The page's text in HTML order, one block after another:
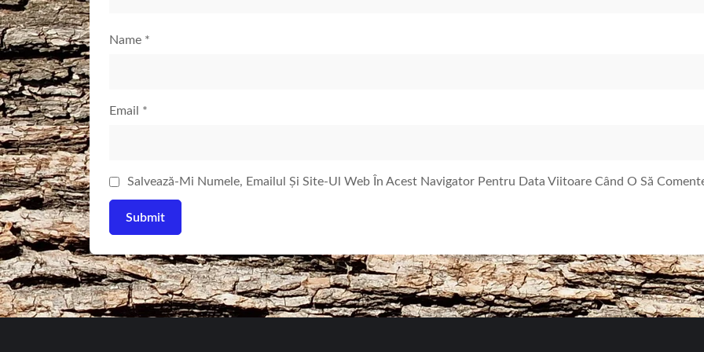
Name *
Email *
Salvează-Mi Numele, Emailul Și Site-Ul Web În Acest Navigator Pentru Data Viitoare Când O Să